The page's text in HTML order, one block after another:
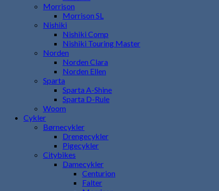
Morrison
Morrison SL
Nishiki
Nishiki Comp
Nishiki Touring Master
Norden
Norden Clara
Norden Ellen
Sparta
Sparta A-Shine
Sparta D-Rule
Woom
Cykler
Børnecykler
Drengecykler
Pigecykler
Citybikes
Damecykler
Centurion
Falter